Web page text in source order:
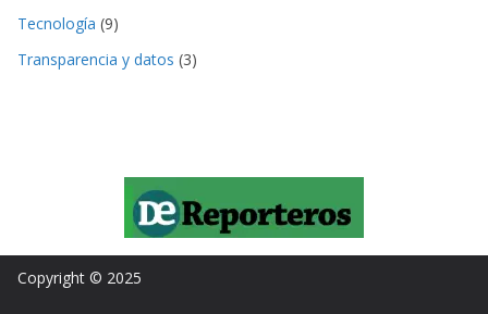
Tecnología (9)
Transparencia y datos (3)
Copyright © 2025